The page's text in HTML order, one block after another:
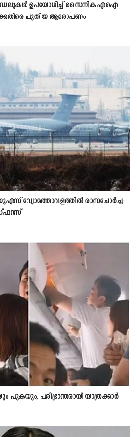
ഉപയോഗിച്ച് സൈനിക എഐ
പുതിയ ആരോപണം
വ്യോമത്താവളത്തിൽ രാസചോർച്ച;
പുകയും, പരിഭ്രാന്തരായി യാത്രക്കാർ